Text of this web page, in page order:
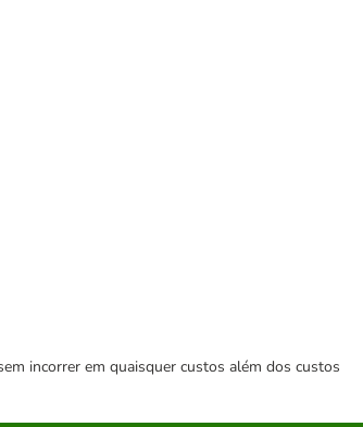
incorrer em quaisquer custos além dos custos